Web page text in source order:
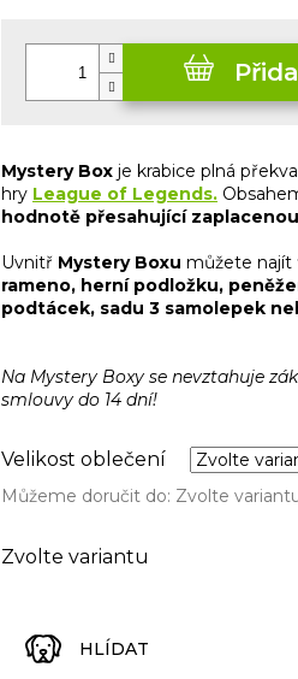
Zvolte variantu
Velikost oblečení
Můžeme doručit do: Zvolte
Mystery Box je krabice plná
hry League of Legends.
hodnotě přesahující
Uvnitř Mystery Boxu můžete najít
rameno, herní podložku,
podtácek, sadu 3 samolepek
Na Mystery Boxy se nevztahuje
smlouvy do 14 dní!
HLÍDAT